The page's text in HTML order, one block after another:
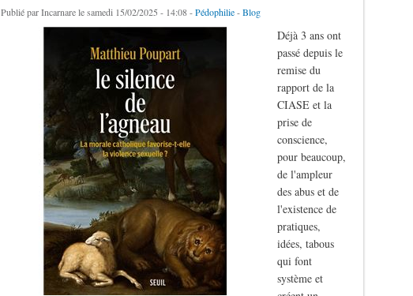
Publié parIncarnarele samedi 15/02/2025 - 14:08 -Pédophilie-Blog
Déjà 3 ans ont
passé depuis le
remise du
rapport de la
CIASE et la
prise de
conscience,
pour beaucoup,
de l'ampleur
des abus et de
l'existence de
pratiques,
idées, tabous
qui font
système et